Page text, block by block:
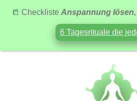
📒 Checkliste Anspannung
6 Tagesrituale die